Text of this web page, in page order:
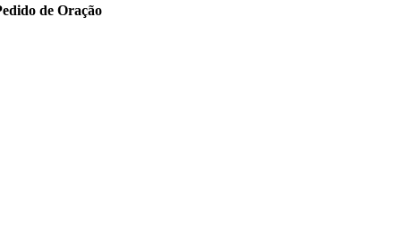
de Oração